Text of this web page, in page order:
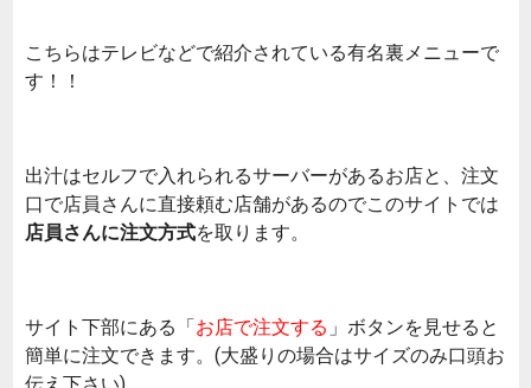
こちらはテレビなどで紹介されている有名裏メニューで
す！！
出汁はセルフで入れられるサーバーがあるお店と、注文
口で店員さんに直接頼む店舗があるのでこのサイトでは
店員さんに注文方式を取ります。
サイト下部にある「お店で注文する 」ボタンを見せると
簡単に注文できます。(大盛りの場合はサイズのみ口頭お
伝え下さい)